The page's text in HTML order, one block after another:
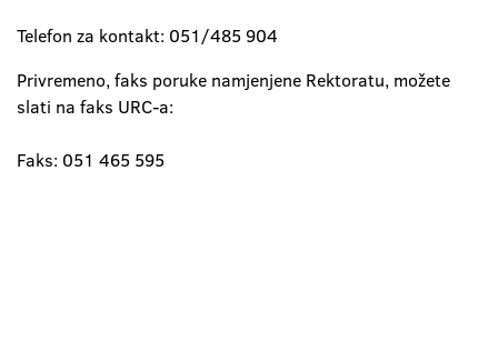
Telefon za kontakt: 051/485 904
Privremeno, faks poruke namjenjene Rektoratu, možete
slati na faks URC-a:
Faks: 051 465 595